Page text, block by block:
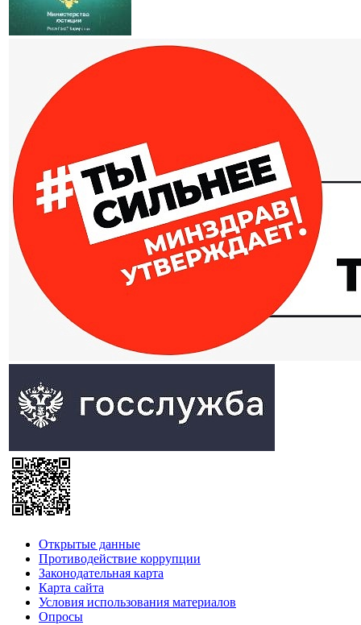
Открытые данные
Противодействие коррупции
Законодательная карта
Карта сайта
Условия использования материалов
Опросы